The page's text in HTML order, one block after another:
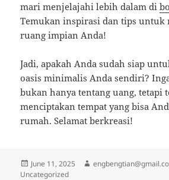
mari menjelajahi lebih dalam di
Temukan inspirasi dan tips untuk
ruang impian Anda!
Jadi, apakah Anda sudah siap
oasis minimalis Anda sendiri?
bukan hanya tentang uang, tetapi
menciptakan tempat yang bisa
rumah. Selamat berkreasi!
Posted
on
June 11, 2025 Author
Uncategorized